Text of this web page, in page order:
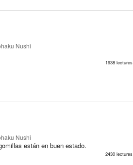
Nushi
1938 lectures
Nushi
están en buen estado.
2430 lectures